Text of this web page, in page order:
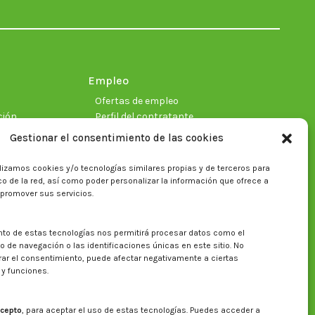
Gestionar el consentimiento de las cookies
cookies y/o tecnologías similares propias y de terceros para
de la red, así como poder personalizar la información que ofrece a
sus servicios.
de estas tecnologías nos permitirá procesar datos como el
de navegación o las identificaciones únicas en este sitio. No
el consentimiento, puede afectar negativamente a ciertas
funciones.
, para aceptar el uso de estas tecnologías. Puedes acceder a
new new new new new new
Empleo
Ofertas de empleo
Perfil del contratante
Buscar en la web del CITA
Buscar: